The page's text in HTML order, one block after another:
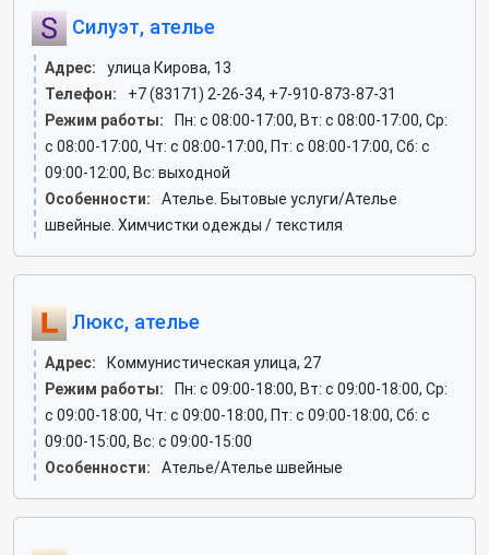
Силуэт, ателье
Адрес:
улица Кирова, 13
Телефон:
+7 (83171) 2-26-34, +7-910-873-87-31
Режим работы:
Пн: c 08:00-17:00, Вт: c 08:00-17:00, Ср:
c 08:00-17:00, Чт: c 08:00-17:00, Пт: c 08:00-17:00, Сб: c
09:00-12:00, Вс: выходной
Особенности:
Ателье. Бытовые услуги/Ателье
швейные. Химчистки одежды / текстиля
Люкс, ателье
Адрес:
Коммунистическая улица, 27
Режим работы:
Пн: c 09:00-18:00, Вт: c 09:00-18:00, Ср:
c 09:00-18:00, Чт: c 09:00-18:00, Пт: c 09:00-18:00, Сб: c
09:00-15:00, Вс: c 09:00-15:00
Особенности:
Ателье/Ателье швейные